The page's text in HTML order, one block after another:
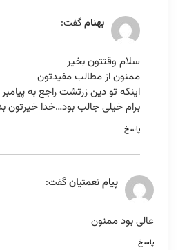
بهنامگفت:
سلام وقتتون بخیر
ممنون از مطالب مفیدتون
اینکه تو دین زرتشت راجع به
برام خیلی جالب بود…خدا خیرتون
پاسخ
پیام نعمتیانگفت:
عالی بود ممنون
پاسخ